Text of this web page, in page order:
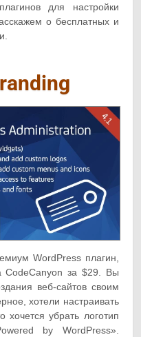
для настройки
о бесплатных и
WordPress плагин,
CodeCanyon за $29. Вы
веб-сайтов своим
хотели настраивать
убрать логотип
by WordPress».